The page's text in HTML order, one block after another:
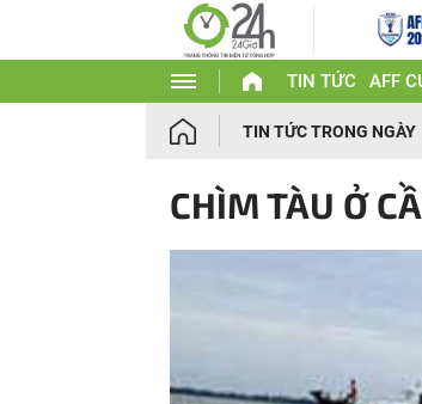
TIN TỨC AFF
TIN TỨC TRONG NGÀY
CHÌM TÀU Ở